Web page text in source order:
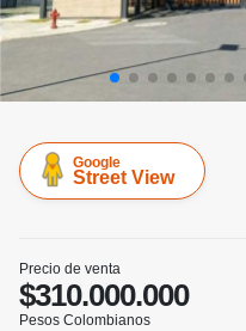
Google
Street View
Precio de venta
$310.000.000
Pesos Colombianos